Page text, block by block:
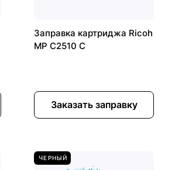
Заправка картриджа Ricoh
MP C2510 C
Заказать заправку
ЧЕРНЫЙ